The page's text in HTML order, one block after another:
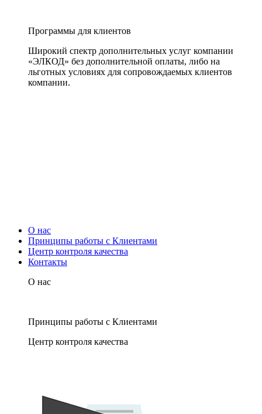
Программы для клиентов
Широкий спектр дополнительных услуг компании
«ЭЛКОД» без дополнительной оплаты, либо на
льготных условиях для сопровождаемых клиентов
компании.
О нас
Принципы работы с Клиентами
Центр контроля качества
Контакты
О нас
Принципы работы с Клиентами
Центр контроля качества